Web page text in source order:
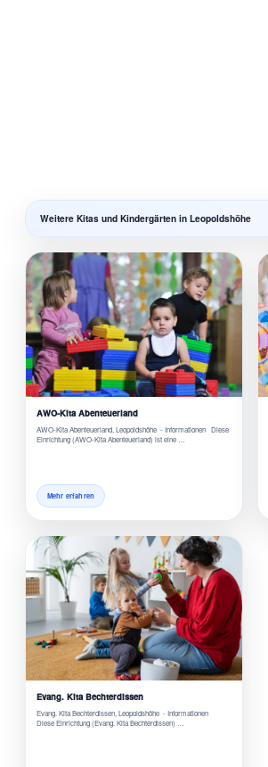
Weitere Kitas und Kindergärten in Leopoldshöhe
AWO-Kita Abenteuerland
AWO-Kita Abenteuerland, Leopoldshöhe - Informationen Diese
Einrichtung (AWO-Kita Abenteuerland) ist eine …
Mehr erfahren
Evang. Kita Bechterdissen
Evang. Kita Bechterdissen, Leopoldshöhe - Informationen
Diese Einrichtung (Evang. Kita Bechterdissen) …